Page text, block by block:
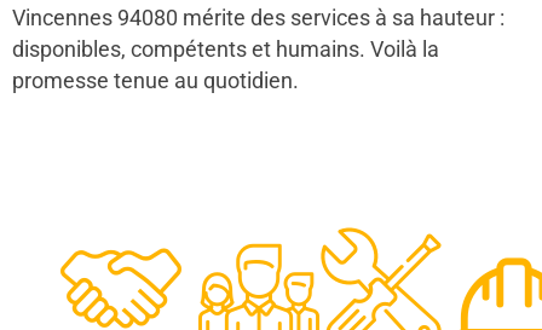
Vincennes 94080 mérite des services à sa hauteur :
disponibles, compétents et humains. Voilà la
promesse tenue au quotidien.
48
0
50